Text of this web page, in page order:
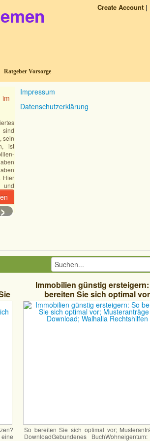
Create Account
Ratgeber Vorsorge
im
sind
sein
ist
Hier
›
Impressum
Datenschutzerklärung
Immobilien günstig
bereiten Sie sich optimal
Musteranträge zum Download;
Rechtshilfen
So bereiten Sie sich optimal vor;
DownloadGebundenes